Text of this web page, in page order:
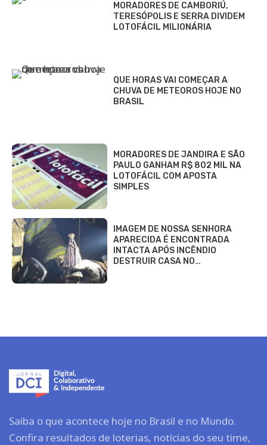
MORADORES DE CAMBORIÚ,
TERESÓPOLIS E SERRA DIVIDEM
LOTOFÁCIL MILIONÁRIA
QUE HORAS VAI COMEÇAR A
CHUVA DE METEOROS HOJE NO
BRASIL
MORADORES DE JANDIRA E SÃO
PAULO GANHAM R$ 802 MIL NA
LOTOFÁCIL COM APOSTA
SIMPLES
IMAGEM DE NOSSA SENHORA
APARECIDA É ENCONTRADA
INTACTA APÓS INCÊNDIO
DESTRUIR CASA NO…
Saiba o que acontece hoje no Brasil e no Mundo.
Confira resultados de loterias, notícias do seu time,